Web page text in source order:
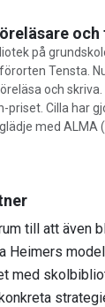
på
Tensta.
och skriva.
priset. Cilla har
med
till att även
Heimers
med